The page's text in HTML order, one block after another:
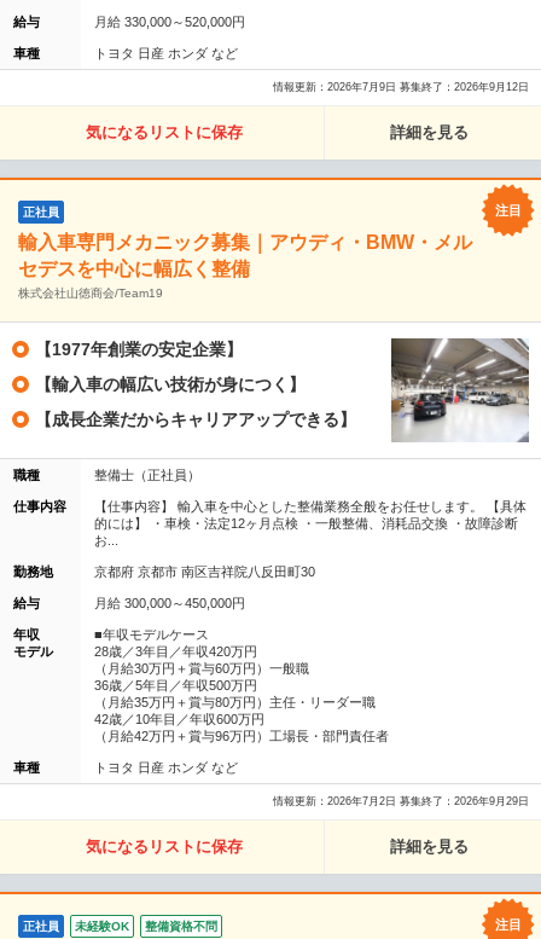
給与 月給 330,000～520,000円
車種 トヨタ 日産 ホンダ など
情報更新：2026年7月9日 募集終了：2026年9月12日
気になるリストに保存 詳細を見る
正社員
輸入車専門メカニック募集｜アウディ・BMW・メル
セデスを中心に幅広く整備
株式会社山徳商会/Team19
【1977年創業の安定企業】
【輸入車の幅広い技術が身につく】
【成長企業だからキャリアアップできる】
職種 整備士（正社員）
仕事内容
【仕事内容】 輸入車を中心とした整備業務全般をお任せします。 【具体
的には】 ・車検・法定12ヶ月点検 ・一般整備、消耗品交換 ・故障診断
お...
勤務地 京都府 京都市 南区吉祥院八反田町30
給与 月給 300,000～450,000円
年収
モデル
■年収モデルケース
28歳／3年目／年収420万円
（月給30万円＋賞与60万円）一般職
36歳／5年目／年収500万円
（月給35万円＋賞与80万円）主任・リーダー職
42歳／10年目／年収600万円
（月給42万円＋賞与96万円）工場長・部門責任者
車種 トヨタ 日産 ホンダ など
情報更新：2026年7月2日 募集終了：2026年9月29日
気になるリストに保存 詳細を見る
正社員 未経験OK 整備資格不問